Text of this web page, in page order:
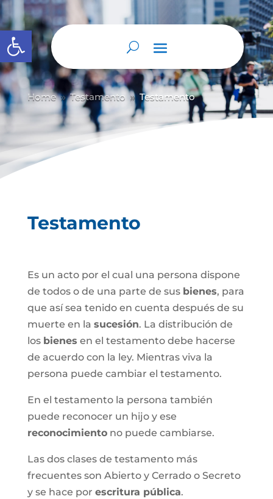
Abrir barra de herramientas
Home 9 Testamento 9 Testamento
Testamento
Es un acto por el cual una persona dispone
de todos o de una parte de sus bienes, para
que así sea tenido en cuenta después de su
muerte en la sucesión. La distribución de
los bienes en el testamento debe hacerse
de acuerdo con la ley. Mientras viva la
persona puede cambiar el testamento.
En el testamento la persona también
puede reconocer un hijo y ese
reconocimientono puede cambiarse.
Las dos clases de testamento más
frecuentes son Abierto y Cerrado o Secreto
y se hace por escritura pública.